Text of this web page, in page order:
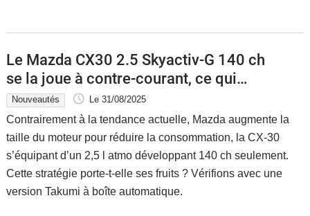
Le Mazda CX30 2.5 Skyactiv-G 140 ch
se la joue à contre-courant, ce qui
fonctionne… souvent
Nouveautés Le 31/08/2025
Contrairement à la tendance actuelle, Mazda augmente la
taille du moteur pour réduire la consommation, la CX-30
s’équipant d’un 2,5 l atmo développant 140 ch seulement.
Cette stratégie porte-t-elle ses fruits ? Vérifions avec une
version Takumi à boîte automatique.